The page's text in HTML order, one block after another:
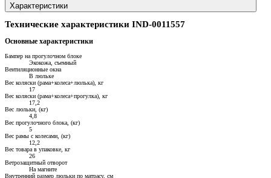
Характеристики
Технические характеристики IND-0011557
Основные характеристики
Бампер на прогулочном блоке
Экокожа, съемный
Вентиляционные окна
В люльке
Вес коляски (рама+колеса+люлька), кг
17
Вес коляски (рама+колеса+прогулка), кг
17,2
Вес люльки, (кг)
4,8
Вес прогулочного блока, (кг)
5
Вес рамы с колесами, (кг)
12,2
Вес товара в упаковке, кг
26
Ветрозащитный отворот
На магните
Внутренний размер люльки по матрасу, см